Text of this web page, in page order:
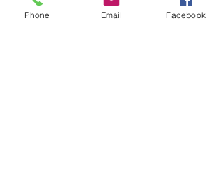
Phone Email Facebook